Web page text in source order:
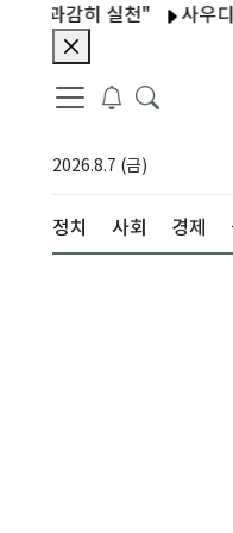
실천" 사우디·파키스
2026.8.7 (금)
정치 사회 경제